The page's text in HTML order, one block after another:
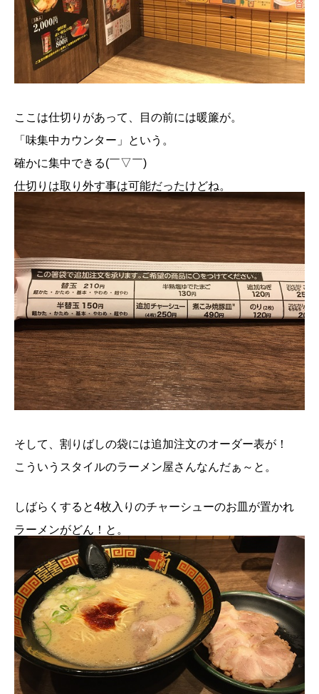
ここは仕切りがあって、目の前には暖簾が。
「味集中カウンター」という。
確かに集中できる(￣▽￣)
仕切りは取り外す事は可能だったけどね。
そして、割りばしの袋には追加注文のオーダー表が！
こういうスタイルのラーメン屋さんなんだぁ～と。
しばらくすると4枚入りのチャーシューのお皿が置かれ
ラーメンがどん！と。